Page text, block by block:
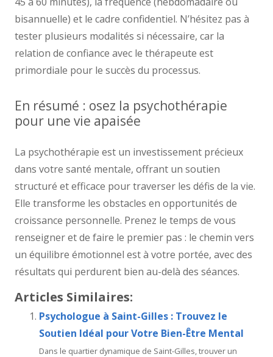
bisannuelle) et le cadre confidentiel. N’hésitez pas à
tester plusieurs modalités si nécessaire, car la
relation de confiance avec le thérapeute est
primordiale pour le succès du processus.
En résumé : osez la psychothérapie
pour une vie apaisée
La psychothérapie est un investissement précieux
dans votre santé mentale, offrant un soutien
structuré et efficace pour traverser les défis de la vie.
Elle transforme les obstacles en opportunités de
croissance personnelle. Prenez le temps de vous
renseigner et de faire le premier pas : le chemin vers
un équilibre émotionnel est à votre portée, avec des
résultats qui perdurent bien au-delà des séances.
Articles Similaires:
Psychologue à Saint-Gilles : Trouvez le
Soutien Idéal pour Votre Bien-Être Mental
Dans le quartier dynamique de Saint-Gilles, trouver un